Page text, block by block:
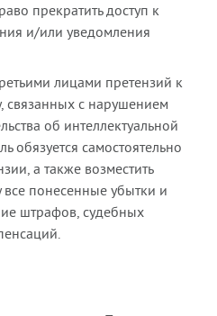
прекратить доступ к
и/или уведомления
лицами претензий к
связанных с нарушением
об интеллектуальной
обязуется самостоятельно
а также возместить
все понесенные убытки и
штрафов, судебных